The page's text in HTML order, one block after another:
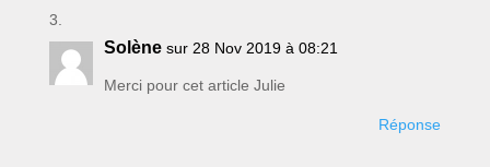
Solène sur 28 Nov 2019 à 08:21
Merci pour cet article Julie
Réponse